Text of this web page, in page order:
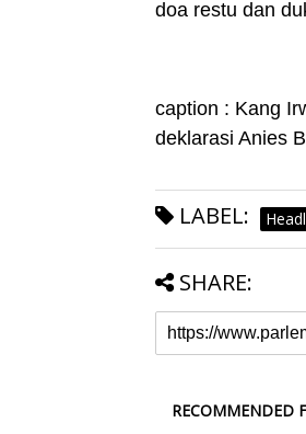
doa restu dan
caption : Kang
deklarasi Anies
LABEL:
SHARE:
RECOMMENDED